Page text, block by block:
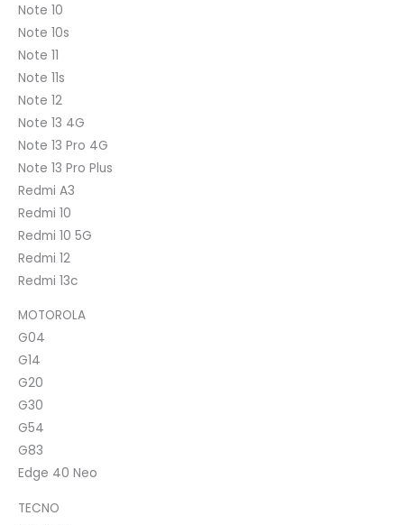
Note 10
Note 10s
Note 11
Note 11s
Note 12
Note 13 4G
Note 13 Pro 4G
Note 13 Pro Plus
Redmi A3
Redmi 10
Redmi 10 5G
Redmi 12
Redmi 13c
MOTOROLA
G04
G14
G20
G30
G54
G83
Edge 40 Neo
TECNO